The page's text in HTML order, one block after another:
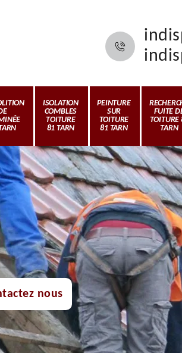
ISOLATION
COMBLES
TOITURE
81 TARN
PEINTURE
SUR
TOITURE
81 TARN
FUITE
TOITURE
TARN
nous